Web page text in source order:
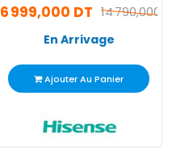
14 790,000
6 999,000 DT
En Arrivage
Ajouter Au Panier